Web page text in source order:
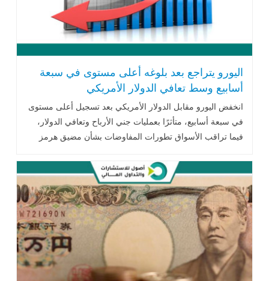
اليورو يتراجع بعد بلوغه أعلى مستوى في سبعة
أسابيع وسط تعافي الدولار الأمريكي
انخفض اليورو مقابل الدولار الأمريكي بعد تسجيل أعلى مستوى
في سبعة أسابيع، متأثرًا بعمليات جني الأرباح وتعافي الدولار،
فيما تراقب الأسواق تطورات المفاوضات بشأن مضيق هرمز
المركزي الأوروبي أسعار الفائدة خلال سبتمبر المقبل.